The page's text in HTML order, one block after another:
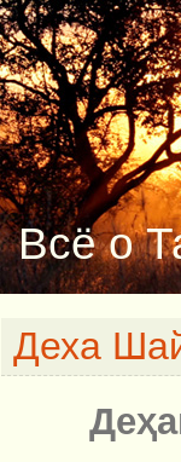
Всё о
Деха